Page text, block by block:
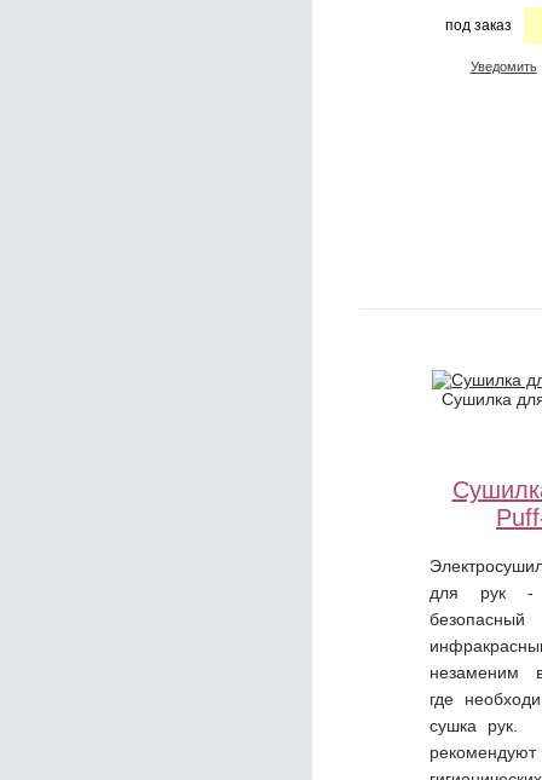
под заказ
Уведомить
Сушилка
для рук -
незаменим
где
сушка рук.